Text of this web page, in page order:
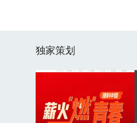
独家策划